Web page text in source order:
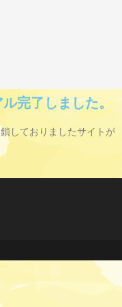
完了しました。
しておりましたサイトが